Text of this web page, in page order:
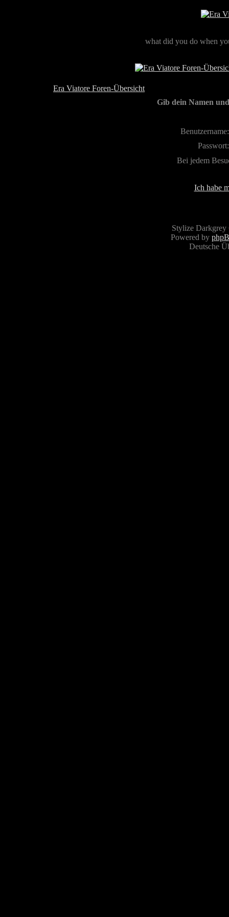
what did you do when
Era Viatore Foren-Übersicht
Gib dein Namen
Benutzername:
Passwort:
Bei jedem
Ich habe
Stylize
Powered by
Deutsche